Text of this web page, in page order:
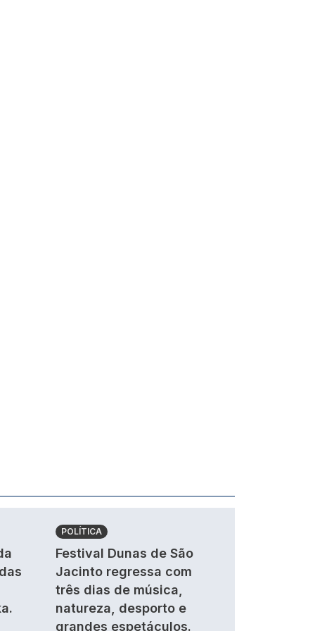
POLÍTICA
Festival Dunas de São
Jacinto regressa com
três dias de música,
natureza, desporto e
grandes espetáculos.